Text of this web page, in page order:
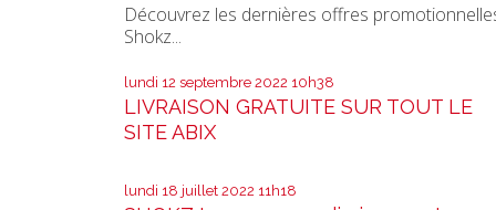
Découvrez les dernières offres
Shokz...
lundi 12 septembre 2022 10h38
LIVRAISON GRATUITE SUR TOUT LE
SITE ABIX
lundi 18 juillet 2022 11h18